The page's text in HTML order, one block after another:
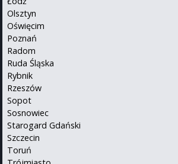
Olsztyn
Oświęcim
Poznań
Radom
Ruda Śląska
Rybnik
Rzeszów
Sopot
Sosnowiec
Starogard Gdański
Szczecin
Toruń